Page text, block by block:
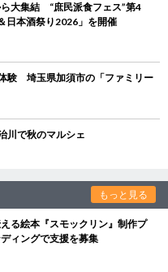
大集結 “庶民派食フェス”第4
日本酒祭り2026」を開催
験 埼玉県加須市の「ファミリー
川で秋のマルシェ
もっと見る
る絵本『スモックリン』制作プ
ィングで支援を募集